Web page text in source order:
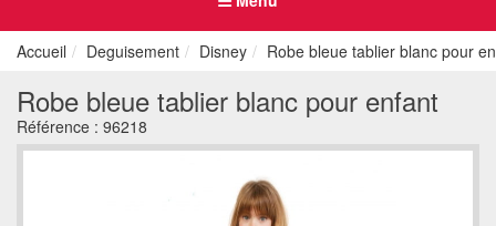
Accueil Deguisement Disney Robe bleue tablier blanc pour
Robe bleue tablier blanc pour enfant
Référence : 96218